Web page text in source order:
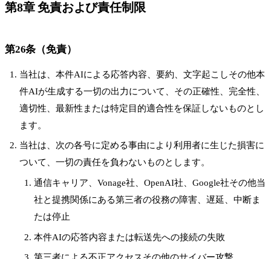
第8章 免責および責任制限
第26条（免責）
当社は、本件AIによる応答内容、要約、文字起こしその他本
件AIが生成する一切の出力について、その正確性、完全性、
適切性、最新性または特定目的適合性を保証しないものとし
ます。
当社は、次の各号に定める事由により利用者に生じた損害に
ついて、一切の責任を負わないものとします。
通信キャリア、Vonage社、OpenAI社、Google社その他当
社と提携関係にある第三者の役務の障害、遅延、中断ま
たは停止
本件AIの応答内容または転送先への接続の失敗